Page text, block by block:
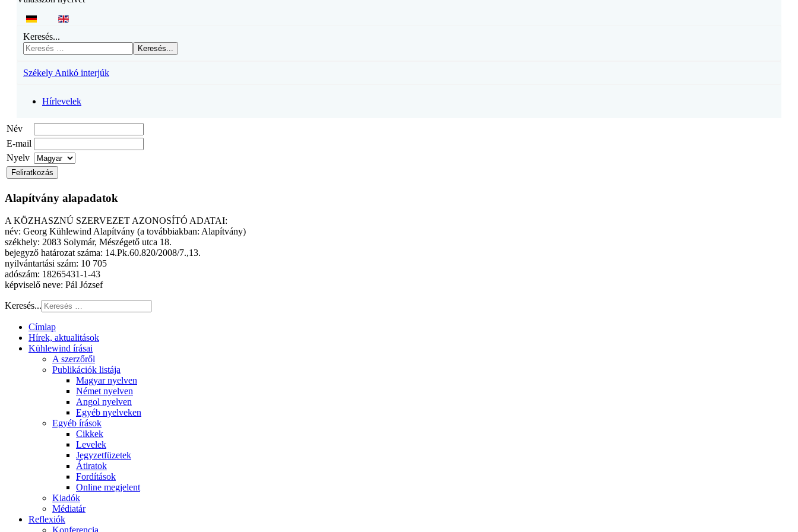
Keresés...
Keresés...
Székely Anikó interjúk
Hírlevelek
Név
E-mail
Nyelv
Alapítvány alapadatok
A KÖZHASZNÚ SZERVEZET AZONOSÍTÓ ADATAI:
név: Georg Kühlewind Alapítvány (a továbbiakban: Alapítvány)
székhely: 2083 Solymár, Mészégető utca 18.
bejegyző határozat száma: 14.Pk.60.820/2008/7.,13.
nyilvántartási szám: 10 705
adószám: 18265431-1-43
képviselő neve: Pál József
Keresés...
Címlap
Hírek, aktualitások
Kühlewind írásai
A szerzőről
Publikációk listája
Magyar nyelven
Német nyelven
Angol nyelven
Egyéb nyelveken
Egyéb írások
Cikkek
Levelek
Jegyzetfüzetek
Átiratok
Fordítások
Online megjelent
Kiadók
Médiatár
Reflexiók